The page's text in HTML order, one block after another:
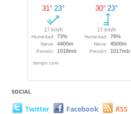
SOCIAL
Twitter Facebook RSS